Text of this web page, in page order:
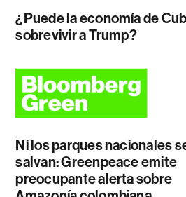
¿Puede la economía de
sobrevivir a Trump?
Ni los parques nacionales
salvan: Greenpeace emite
preocupante alerta sobre